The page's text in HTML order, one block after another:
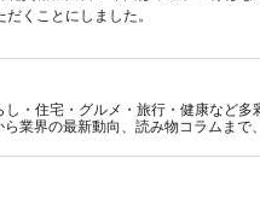
くことにしました。
し・住宅・グルメ・旅行・健康など
業界の最新動向、読み物コラムま